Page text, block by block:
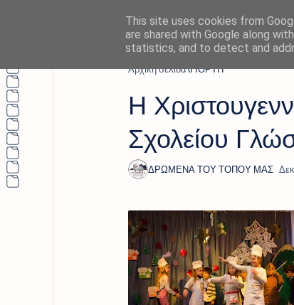
Αρχική σελίδα ΓΙΟΡΤΗ
Η
Σχολείου
This site uses cookies from
are shared with Google along
statistics, and to detect and